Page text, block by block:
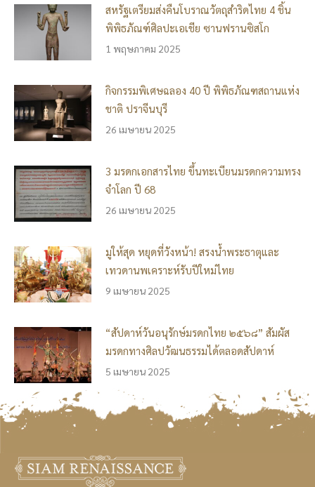
สหรัฐเตรียมส่งคืนโบราณวัตถุสำริดไทย 4 ชิ้น
พิพิธภัณฑ์ศิลปะเอเชีย ซานฟรานซิสโก
1 พฤษภาคม 2025
กิจกรรมพิเศษฉลอง 40 ปี พิพิธภัณฑสถานแห่ง
ชาติ ปราจีนบุรี
26 เมษายน 2025
3 มรดกเอกสารไทย ขึ้นทะเบียนมรดกความทรง
จำโลก ปี 68
26 เมษายน 2025
มูให้สุด หยุดที่วังหน้า! สรงน้ำพระธาตุและ
เทวดานพเคราะห์รับปีใหม่ไทย
9 เมษายน 2025
“สัปดาห์วันอนุรักษ์มรดกไทย ๒๕๖๘” สัมผัส
มรดกทางศิลปวัฒนธรรมได้ตลอดสัปดาห์
5 เมษายน 2025